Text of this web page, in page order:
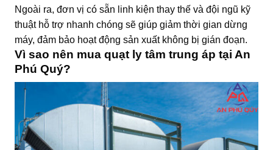
Ngoài ra, đơn vị có sẵn linh kiện thay thế và đội ngũ kỹ
thuật hỗ trợ nhanh chóng sẽ giúp giảm thời gian dừng
máy, đảm bảo hoạt động sản xuất không bị gián đoạn.
Vì sao nên mua quạt ly tâm trung áp tại An
Phú Quý?